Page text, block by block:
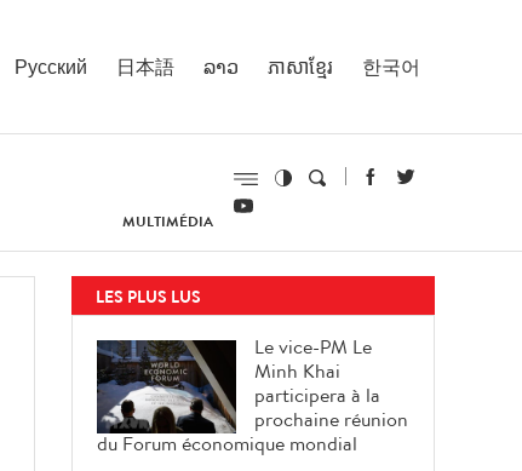
Русский 日本語 ລາວ ភាសាខ្មែរ 한국어
MULTIMÉDIA
LES PLUS LUS
Le vice-PM Le
Minh Khai
participera à la
prochaine réunion
du Forum économique mondial